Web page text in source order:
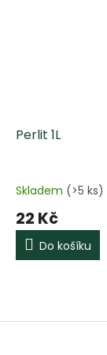
Perlit 1L
Skladem (>5 ks)
22 Kč
Do košíku
Z